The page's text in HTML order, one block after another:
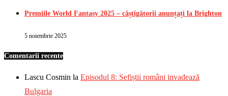
Premiile World Fantasy 2025 – câștigătorii anunțați la Brighton
5 noiembrie 2025
Comentarii recente
Lascu Cosmin la Episodul 8: Sefiștii români invadează
Bulgaria